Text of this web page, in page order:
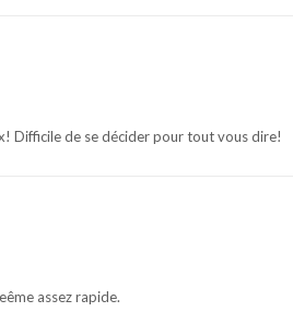
Difficile de se décider pour tout vous dire!
assez rapide.